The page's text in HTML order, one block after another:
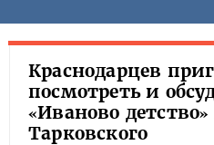
Краснодарцев
посмотреть и
«Иваново
Тарковского